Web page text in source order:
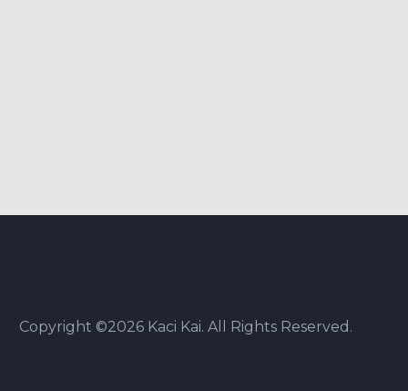
Copyright ©2026 Kaci Kai. All Rights Reserved.